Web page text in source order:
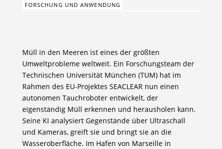
FORSCHUNG UND ANWENDUNG
Müll in den Meeren ist eines der größten
Umweltprobleme weltweit. Ein Forschungsteam der
Technischen Universität München (TUM) hat im
Rahmen des EU-Projektes SEACLEAR nun einen
autonomen Tauchroboter entwickelt, der
eigenständig Müll erkennen und herausholen kann.
Seine KI analysiert Gegenstände über Ultraschall
und Kameras, greift sie und bringt sie an die
Wasseroberfläche. Im Hafen von Marseille in